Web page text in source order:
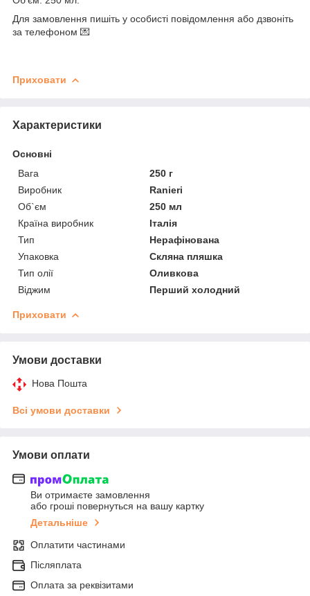
Для замовлення пишіть у особисті повідомлення або дзвоніть
за телефоном 💌
Приховати
Характеристики
Основні
Вага
250 г
Виробник
Ranieri
Об`єм
250 мл
Країна виробник
Італія
Тип
Нерафінована
Упаковка
Скляна пляшка
Тип олії
Оливкова
Віджим
Перший холодний
Приховати
Умови доставки
Нова Пошта
Всі умови доставки
Умови оплати
Ви отримаєте замовлення
або гроші повернуться на вашу картку
Детальніше
Оплатити частинами
Післяплата
Оплата за реквізитами